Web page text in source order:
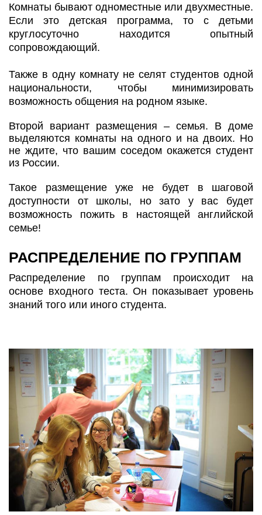
Комнаты бывают одноместные или двухместные.
Если это детская программа, то с детьми
круглосуточно находится опытный
сопровождающий.
Также в одну комнату не селят студентов одной
национальности, чтобы минимизировать
возможность общения на родном языке.
Второй вариант размещения – семья. В доме
выделяются комнаты на одного и на двоих. Но
не ждите, что вашим соседом окажется студент
из России.
Такое размещение уже не будет в шаговой
доступности от школы, но зато у вас будет
возможность пожить в настоящей английской
семье!
РАСПРЕДЕЛЕНИЕ ПО ГРУППАМ
Распределение по группам происходит на
основе входного теста. Он показывает уровень
знаний того или иного студента.